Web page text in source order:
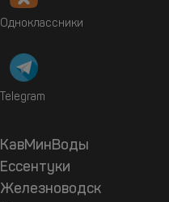
Одноклассники
Telegram
КавМинВоды
Ессентуки
Железноводск